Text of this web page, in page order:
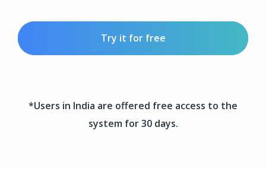
Try it for free
*Users in India are offered free access to the
system for 30 days.